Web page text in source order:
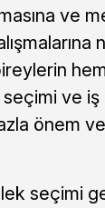
ve
ve iş
önem
seçimi